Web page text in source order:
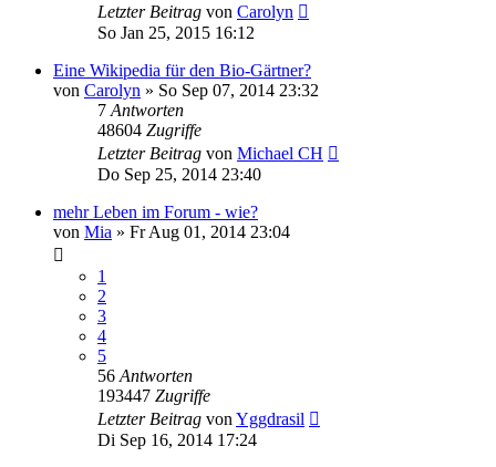
Letzter Beitrag von Carolyn
So Jan 25, 2015 16:12
Eine Wikipedia für den Bio-Gärtner?
von Carolyn » So Sep 07, 2014 23:32
7 Antworten
48604 Zugriffe
Letzter Beitrag von Michael CH
Do Sep 25, 2014 23:40
mehr Leben im Forum - wie?
von Mia » Fr Aug 01, 2014 23:04
1
2
3
4
5
56 Antworten
193447 Zugriffe
Letzter Beitrag von Yggdrasil
Di Sep 16, 2014 17:24